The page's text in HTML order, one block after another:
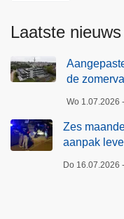
Laatste nieuws
de
Wo 1.07.2026
Zes
aanpak
Do 16.07.2026